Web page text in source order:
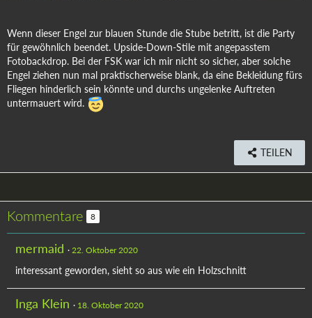
Wenn dieser Engel zur blauen Stunde die Stube betritt, ist die Party
für gewöhnlich beendet. Upside-Down-Stile mit angepasstem
Fotobackdrop. Bei der FSK war ich mir nicht so sicher, aber solche
Engel ziehen nun mal praktischerweise blank, da eine Bekleidung fürs
Fliegen hinderlich sein könnte und durchs ungelenke Auftreten
untermauert wird.
TEILEN
Kommentare 8
mermaid 22. Oktober 2020
interessant geworden, sieht so aus wie ein Holzschnitt
Inga Klein 18. Oktober 2020